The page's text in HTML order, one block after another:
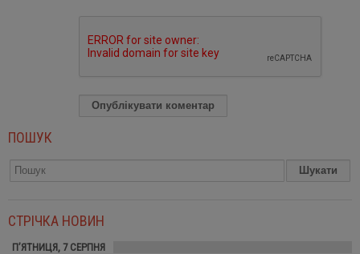
ПОШУК
СТРІЧКА НОВИН
П’ЯТНИЦЯ, 7 СЕРПНЯ